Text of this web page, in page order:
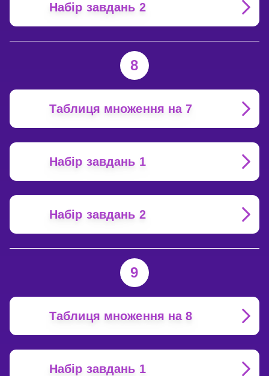
Набір завдань 2
8
Таблиця множення на 7
Набір завдань 1
Набір завдань 2
9
Таблиця множення на 8
Набір завдань 1